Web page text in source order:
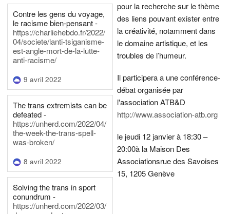
Contre les gens du voyage,
le racisme bien-pensant -
https://charliehebdo.fr/2022/
04/societe/lanti-tsiganisme-
est-angle-mort-de-la-lutte-
anti-racisme/
9 avril 2022
The trans extremists can be
defeated -
https://unherd.com/2022/04/
the-week-the-trans-spell-
was-broken/
8 avril 2022
Solving the trans in sport
conundrum -
https://unherd.com/2022/03/
pour la recherche sur le thème
des liens pouvant exister entre
la créativité, notamment dans
le domaine artistique, et les
troubles de l’humeur.
Il participera a une conférence-
débat organisée par
l'association ATB&D
http://www.association-atb.org
le jeudi 12 janvier à 18:30 –
20:00à la Maison Des
Associationsrue des Savoises
15, 1205 Genève